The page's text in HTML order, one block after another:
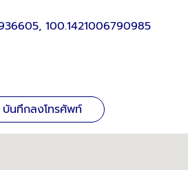
100.1421006790985
บันทึกลงโทรศัพท์